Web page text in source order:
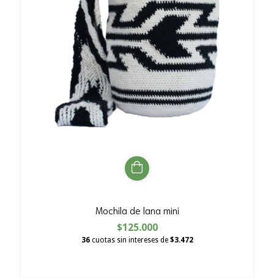
Mochila de lana mini
$125.000
36 cuotas sin intereses de $3.472